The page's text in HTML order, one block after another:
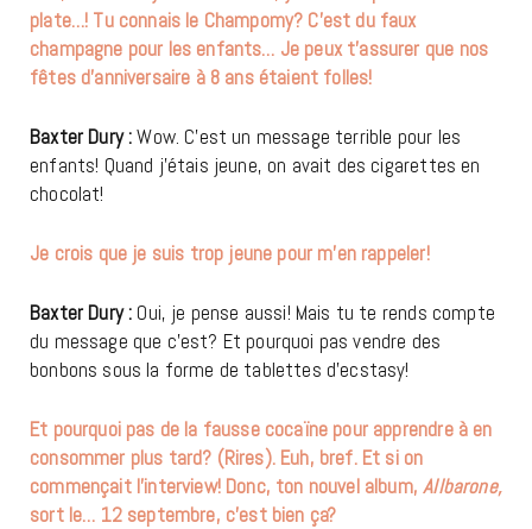
plate…! Tu connais le Champomy? C’est du faux
champagne pour les enfants… Je peux t’assurer que nos
fêtes d’anniversaire à 8 ans étaient folles!
Baxter Dury :Wow. C’est un message terrible pour les
enfants! Quand j’étais jeune, on avait des cigarettes en
chocolat!
Je crois que je suis trop jeune pour m’en rappeler!
Baxter Dury : Oui, je pense aussi! Mais tu te rends compte
du message que c’est? Et pourquoi pas vendre des
bonbons sous la forme de tablettes d’ecstasy!
Et pourquoi pas de la fausse cocaïne pour apprendre à en
consommer plus tard? (Rires). Euh, bref. Et si on
commençait l’interview! Donc, ton nouvel album,Allbarone,
sort le… 12 septembre, c’est bien ça?